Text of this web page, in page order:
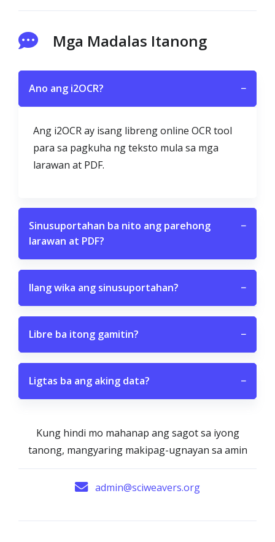
Mga Madalas Itanong
Ano ang i2OCR? −
Ang i2OCR ay isang libreng online OCR tool
para sa pagkuha ng teksto mula sa mga
larawan at PDF.
Sinusuportahan ba nito ang parehong
larawan at PDF?
−
Ilang wika ang sinusuportahan? −
Libre ba itong gamitin? −
Ligtas ba ang aking data? −
Kung hindi mo mahanap ang sagot sa iyong
tanong, mangyaring makipag-ugnayan sa amin
admin@sciweavers.org